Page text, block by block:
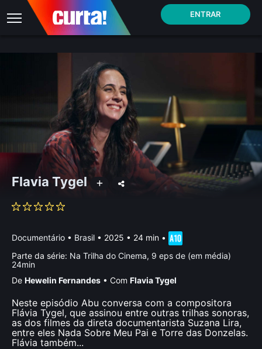
ENTRAR
Flavia Tygel
Documentário • Brasil • 2025 • 24 min •
Parte da série: Na Trilha do Cinema, 9 eps de (em média)
24min
De Hewelin Fernandes • Com Flavia Tygel
Neste episódio Abu conversa com a compositora
Flávia Tygel, que assinou entre outras trilhas sonoras,
as dos filmes da direta documentarista Suzana Lira,
entre eles Nada Sobre Meu Pai e Torre das Donzelas.
Flávia também...